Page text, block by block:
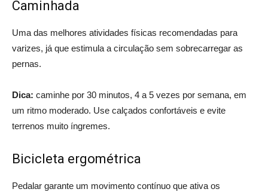
Caminhada
Uma das melhores atividades físicas recomendadas para
varizes, já que estimula a circulação sem sobrecarregar as
pernas.
Dica: caminhe por 30 minutos, 4 a 5 vezes por semana, em
um ritmo moderado. Use calçados confortáveis e evite
terrenos muito íngremes.
Bicicleta ergométrica
Pedalar garante um movimento contínuo que ativa os